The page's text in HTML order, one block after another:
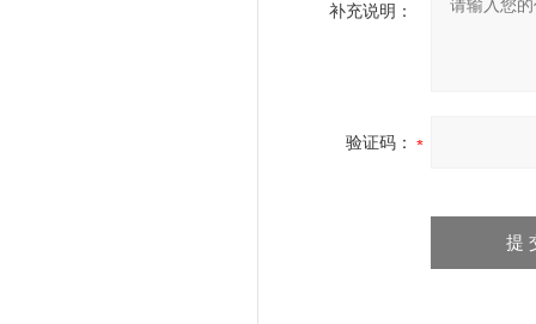
补充说明：
验证码：